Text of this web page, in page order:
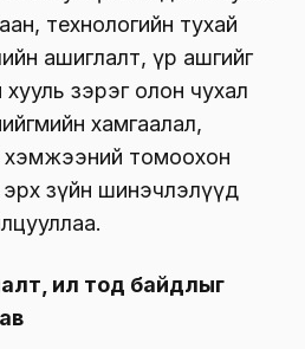
технологийн тухай
ашиглалт, үр ашгийг
зэрэг олон чухал
хамгаалал,
хэмжээний томоохон
эрх зүйн шинэчлэлүүд
ил тод байдлыг